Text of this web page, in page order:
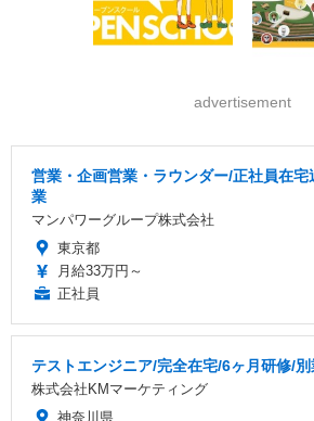
advertisement
営業・企画営業・ラウンダー/正社員在
業
マンパワーグループ株式会社
東京都
月給33万円～
正社員
テストエンジニア/完全在宅/6ヶ月研修/別
株式会社KMマーケティング
神奈川県